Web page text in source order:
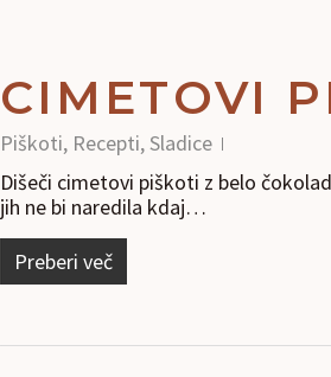
CIMETOVI
Piškoti, Recepti,Sladice
Dišeči cimetovi piškoti z belo
jih ne bi naredila kdaj…
Preberi več